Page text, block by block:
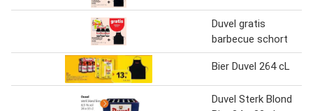
Duvel gratis
barbecue schort
Bier Duvel 264 cL
Duvel Sterk Blond